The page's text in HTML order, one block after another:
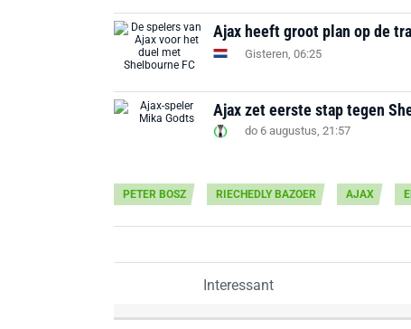
Ajax heeft groot plan op de
Gisteren, 06:25
Ajax zet eerste stap tegen
do 6 augustus, 21:57
PETER BOSZ RIECHEDLY BAZOER AJAX
Interessant